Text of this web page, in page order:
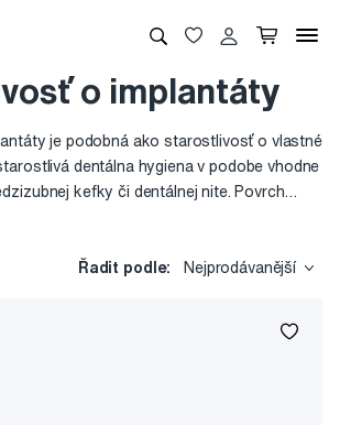
o implantáty
je podobná ako starostlivosť o vlastné
dentálna hygiena v podobe vhodne
kefky či dentálnej nite. Povrch
oblasti v jeho okolí predstavujú riziko
ústupu kostí. Iba pravidelná a efektívna
Řadit podle: Nejprodávanější